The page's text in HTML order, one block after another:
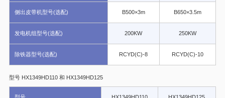
侧出皮带机型号(选配) B500×3m B650×3.5m
发电机组型号(选配) 200KW 250KW
除铁器型号(选配) RCYD(C)-8 RCYD(C)-10
型号 HX1349HD110 和 HX1349HD125